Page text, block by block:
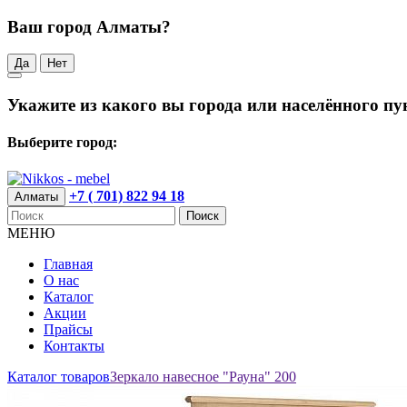
Ваш город Алматы?
Да Нет
Укажите из какого вы города или населённого
Выберите город:
Алматы +7 ( 701) 822 94 18
Поиск
МЕНЮ
Главная
О нас
Каталог
Акции
Прайсы
Контакты
Каталог товаровЗеркало навесное "Рауна" 200